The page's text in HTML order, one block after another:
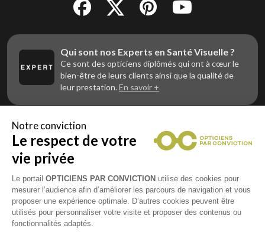
Qui sont nos Experts en Santé Visuelle ?
Ce sont des opticiens diplômés qui ont à cœur le
bien-être de leurs clients ainsi que la qualité de
leur prestation. En savoir +
Vous êtes un professionnel de la vue et
vous souhaitez nous rejoindre ?
Contactez Alliance Optic, la centrale d’achats et
d’accompagnement des opticiens indépendants
Notre conviction
Le respect de votre
vie privée
Le portail OPTICIENS PAR CONVICTION utilise des cookies pour
mesurer l’audience afin d’améliorer les parcours de navigation et vous
proposer une expérience optimale. D’autres cookies peuvent être
utilisés pour personnaliser votre visite et proposer des contenus ou
fonctionnalités adaptés.